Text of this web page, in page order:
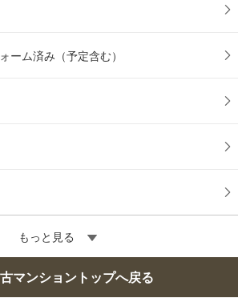
ーム済み（予定含む）
もっと見る
マンショントップへ戻る